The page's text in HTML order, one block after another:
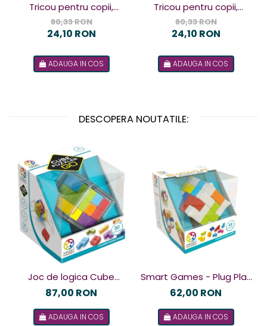
Tricou pentru copii,
design Terorist
80,33 RON
24,10 RON
ADAUGA IN COS
Tricou pentru copii,
design Terorista
80,33 RON
24,10 RON
ADAUGA IN COS
DESCOPERA NOUTATILE:
Joc de logica Cube
Puzzler Go, Smart
87,00 RON
ADAUGA IN COS
Smart Games - Plug Play
Puzzler, joc de logica cu
romana
62,00 RON
ADAUGA IN COS